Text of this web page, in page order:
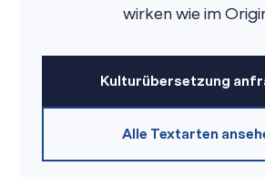
wirken wie im
Kulturübersetzung
Alle Textarten